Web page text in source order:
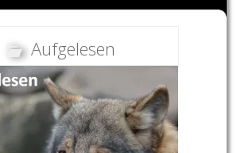
Aufgelesen